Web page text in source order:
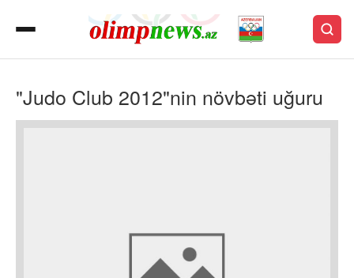
"Judo Club 2012"nin növbəti uğuru